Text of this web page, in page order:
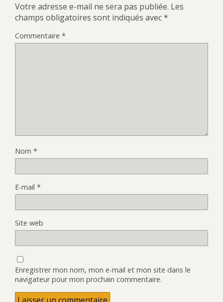
Votre adresse e-mail ne sera pas publiée. Les
champs obligatoires sont indiqués avec*
Commentaire *
Nom *
E-mail *
Site web
Enregistrer mon nom, mon e-mail et mon site dans le
navigateur pour mon prochain commentaire.